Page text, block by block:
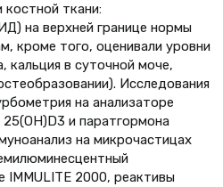
костной ткани:
на верхней границе нормы
кроме того, оценивали уровни
кальция в суточной моче,
Исследования
на анализаторе
и паратгормона
на микрочастицах
IMMULITE 2000, реактивы